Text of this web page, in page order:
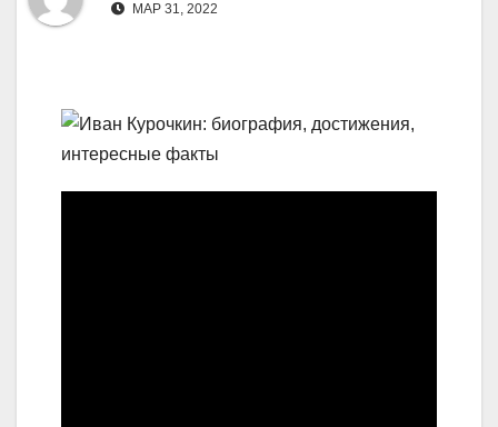
МАР 31, 2022